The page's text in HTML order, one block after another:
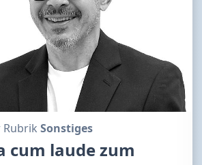
Rubrik Sonstiges
cum laude zum